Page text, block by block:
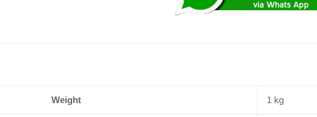
Weight 1 kg